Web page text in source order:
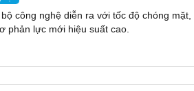
công nghệ diễn ra với tốc độ chóng
phản lực mới hiệu suất cao.